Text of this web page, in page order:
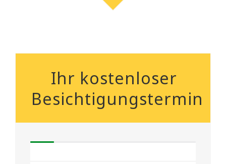
Ihr kostenloser
Besichtigungstermin